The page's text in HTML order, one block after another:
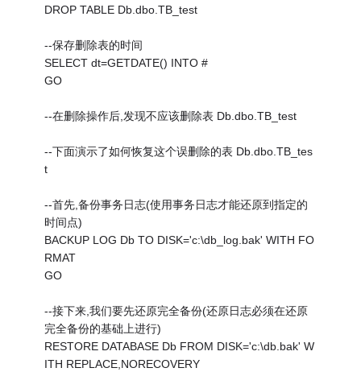
DROP TABLE Db.dbo.TB_test
--保存删除表的时间
SELECT dt=GETDATE() INTO #
GO
--在删除操作后,发现不应该删除表 Db.dbo.TB_test
--下面演示了如何恢复这个误删除的表 Db.dbo.TB_tes
t
--首先,备份事务日志(使用事务日志才能还原到指定的
时间点)
BACKUP LOG Db TO DISK='c:\db_log.bak' WITH FO
RMAT
GO
--接下来,我们要先还原完全备份(还原日志必须在还原
完全备份的基础上进行)
RESTORE DATABASE Db FROM DISK='c:\db.bak' W
ITH REPLACE,NORECOVERY